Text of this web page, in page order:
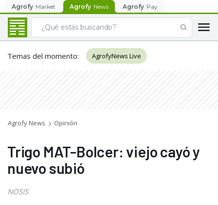
Agrofy Market Agrofy News Agrofy Pay
Temas del momento: AgrofyNews Live
Agrofy News Opinión
Trigo MAT-Bolcer: viejo cayó y
nuevo subió
NOSIS